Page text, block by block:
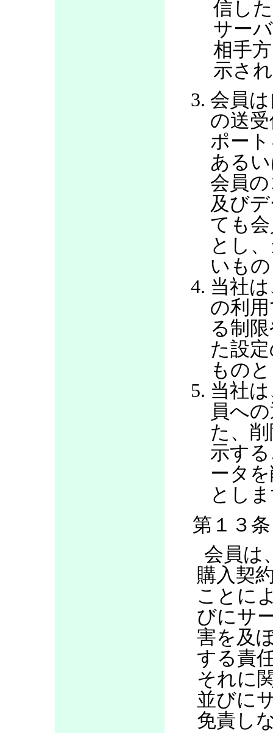
信し
サー
相手
示さ
会員
の送
ポー
ある
会員
及び
ても
とし
いも
当社
の利
る制
た設
もの
当社
員へ
た、
示す
ータ
とし
第１３
会員は
購入契
ことに
びにサ
害を及
する責
それに
並びに
免責し